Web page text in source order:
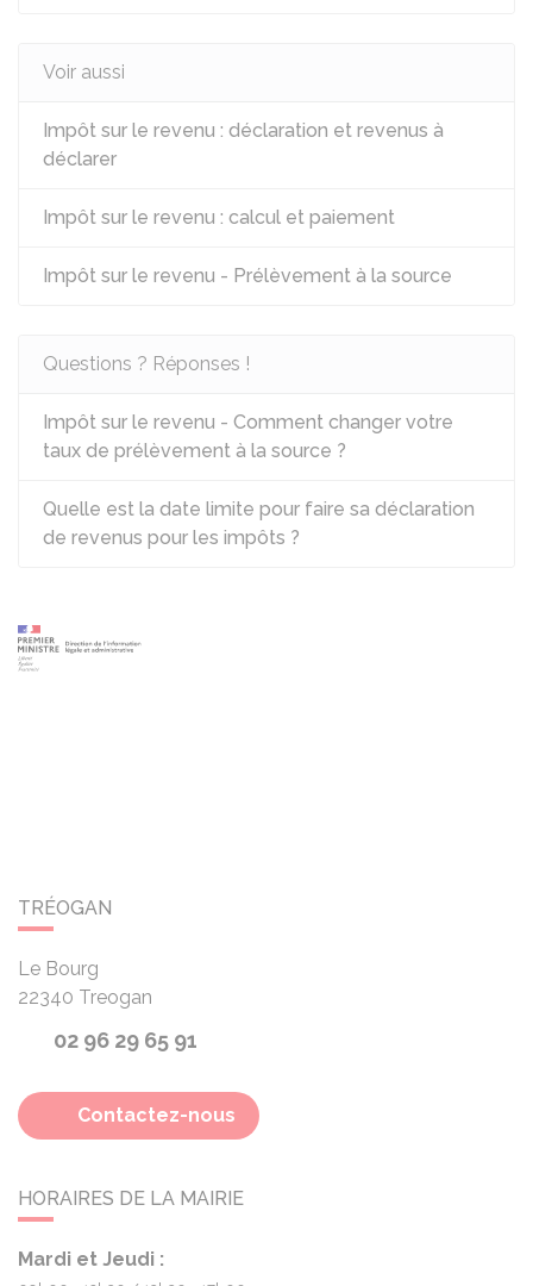
Voir aussi
Impôt sur le revenu : déclaration et revenus à
déclarer
Impôt sur le revenu : calcul et paiement
Impôt sur le revenu - Prélèvement à la source
Questions ? Réponses !
Impôt sur le revenu - Comment changer votre
taux de prélèvement à la source ?
Quelle est la date limite pour faire sa déclaration
de revenus pour les impôts ?
TRÉOGAN
Le Bourg
22340 Treogan
02 96 29 65 91
Contactez-nous
HORAIRES DE LA MAIRIE
Mardi et Jeudi :